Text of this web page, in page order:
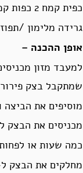
כפית קמח 2 כפות קמח שקדים + חופן אגוזי לוז גרוסים דק/אגוזי מלך
גרידה מלימון /תפוז
אופן ההכנה –
למעבד מזון
שמתקבל בצק
מוסיפים את
מכניסים את הבצק
כמה שעות או
מחלקים את הבצק ל- 2/3 ו-